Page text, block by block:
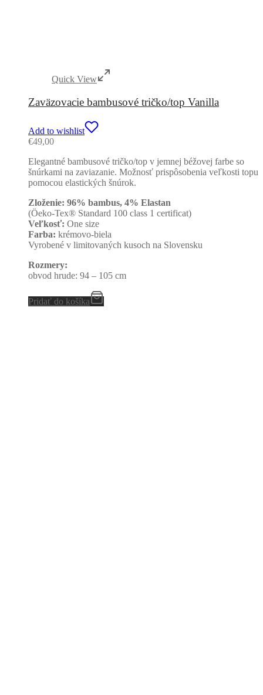
Quick View
Zaväzovacie bambusové tričko/top Vanilla
Add to wishlist
€49,00
Elegantné bambusové tričko/top v jemnej béžovej farbe so
šnúrkami na zaviazanie. Možnosť prispôsobenia veľkosti topu
pomocou elastických šnúrok.
Zloženie: 96% bambus, 4% Elastan
(Öeko-Tex® Standard 100 class 1 certificat)
Veľkosť: One size
Farba: krémovo-biela
Vyrobené v limitovaných kusoch na Slovensku
Rozmery:
obvod hrude: 94 – 105 cm
Pridať do košíka